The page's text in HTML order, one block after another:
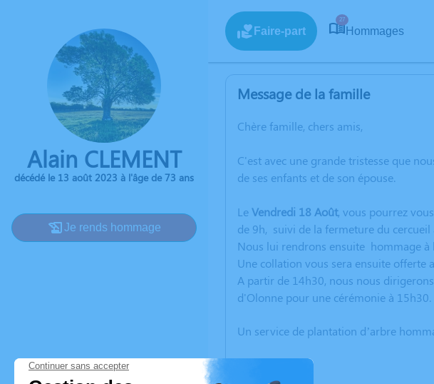
Alain CLEMENT
décédé le 13 août 2023 à l'âge de 73 ans
Je rends hommage
Faire-part
27
Hommages
Message de la famille
Chère famille, chers amis,
C'est avec une grande tristesse que
de ses enfants et de son épouse.
LeVendredi 18 Août, vous pourrez
de 9h, suivi de la fermeture du cercueil
Nous lui rendrons ensuite hommage à
Une collation vous sera ensuite offerte
A partir de 14h30, nous nous
d'Olonne pour une cérémonie à 15h30.
Un service de plantation d’arbre